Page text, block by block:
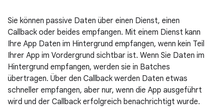
Sie können passive Daten über einen Dienst, einen
Callback oder beides empfangen. Mit einem Dienst kann
Ihre App Daten im Hintergrund empfangen, wenn kein Teil
Ihrer App im Vordergrund sichtbar ist. Wenn Sie Daten im
Hintergrund empfangen, werden sie in Batches
übertragen. Über den Callback werden Daten etwas
schneller empfangen, aber nur, wenn die App ausgeführt
wird und der Callback erfolgreich benachrichtigt wurde.